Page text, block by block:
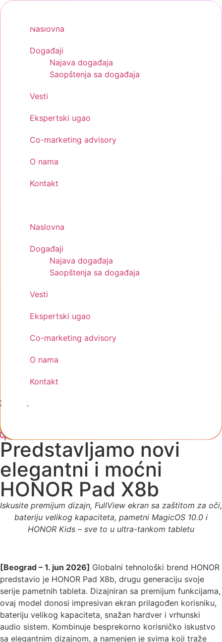
Skip
Naslovna
Događaji
Najava događaja
Saopštenja sa događaja
Vesti
Ekspertski ugao
Co-marketing advisory
O nama
Kontakt
Naslovna
Događaji
Najava događaja
Saopštenja sa događaja
Vesti
Ekspertski ugao
Co-marketing advisory
O nama
Kontakt
Kontakt
Predstavljamo novi
elegantni i moćni
HONOR Pad X8b
Iskusite premijum dizajn, FullView ekran sa zaštitom za oči,
bateriju velikog kapaciteta, pametni MagicOS 10.0 i
HONOR Kids – sve to u ultra-tankom tabletu
[Beograd – 1. jun 2026] Globalni tehnološki brend HONOR
predstavio je HONOR Pad X8b, drugu generaciju svoje
serije pametnih tableta. Dizajniran sa premijum funkcijama,
ovaj model donosi impresivan ekran prilagođen korisniku,
bateriju velikog kapaciteta, snažan hardver i vrhunski
audio sistem. Kombinuje besprekorno korisničko iskustvo
sa elegantnim dizajnom, a namenjen je svima koji traže